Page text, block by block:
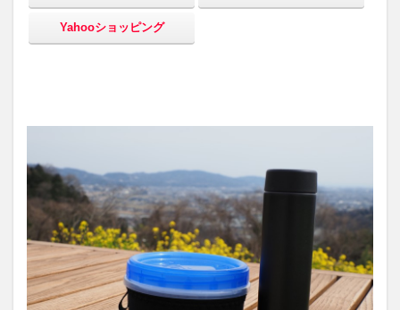
Yahooショッピング